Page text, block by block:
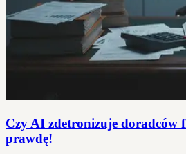
Czy AI zdetronizuje doradców
prawdę!